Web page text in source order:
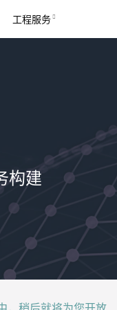
工程服务
构建